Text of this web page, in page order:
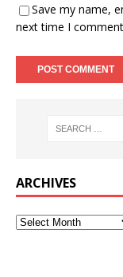
Save my name,
next time I
ARCHIVES